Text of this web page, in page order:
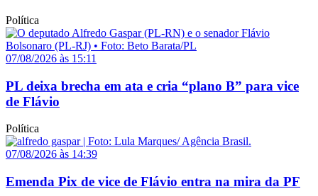
Política
07/08/2026 às 15:11
PL deixa brecha em ata e cria “plano B” para vice
de Flávio
Política
07/08/2026 às 14:39
Emenda Pix de vice de Flávio entra na mira da PF